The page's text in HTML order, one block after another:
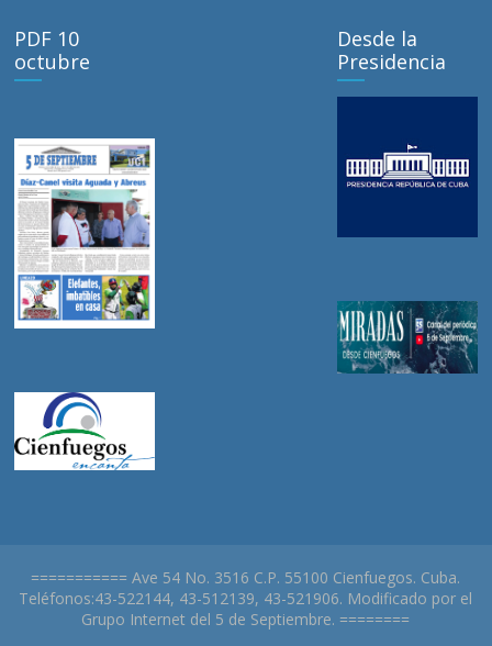
PDF 10
octubre
Desde la
Presidencia
=========== Ave 54 No. 3516 C.P. 55100 Cienfuegos. Cuba.
Teléfonos:43-522144, 43-512139, 43-521906. Modificado por el
Grupo Internet del 5 de Septiembre. ========